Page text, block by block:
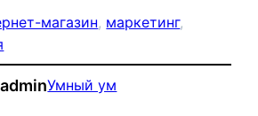
магазин, маркетинг
adminУмный ум